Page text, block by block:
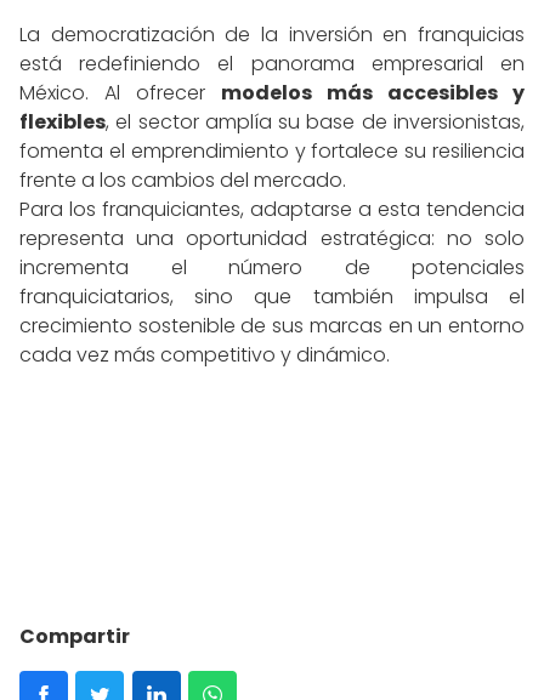
La democratización de la inversión en franquicias
está redefiniendo el panorama empresarial en
México. Al ofrecer modelos más accesibles y
flexibles, el sector amplía su base de inversionistas,
fomenta el emprendimiento y fortalece su resiliencia
frente a los cambios del mercado.
Para los franquiciantes, adaptarse a esta tendencia
representa una oportunidad estratégica: no solo
incrementa el número de potenciales
franquiciatarios, sino que también impulsa el
crecimiento sostenible de sus marcas en un entorno
cada vez más competitivo y dinámico.
Compartir